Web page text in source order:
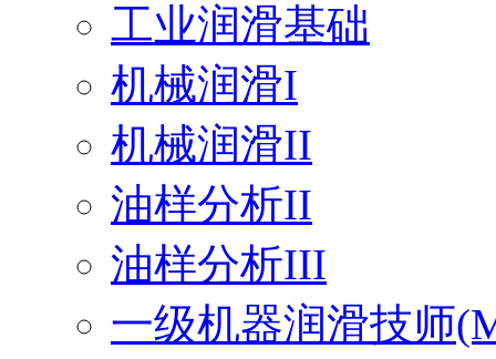
工业润滑基础
机械润滑I
机械润滑II
油样分析II
油样分析III
一级机器润滑技师